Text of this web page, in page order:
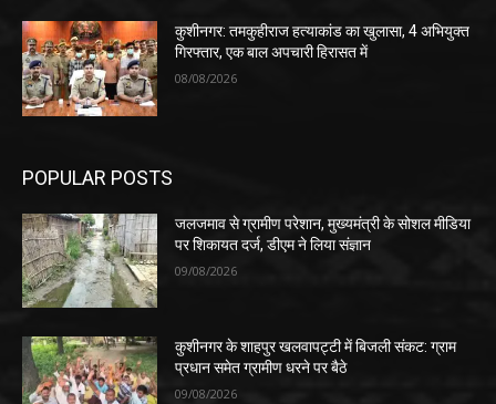
कुशीनगर: तमकुहीराज हत्याकांड का खुलासा, 4 अभियुक्त
गिरफ्तार, एक बाल अपचारी हिरासत में
08/08/2026
POPULAR POSTS
जलजमाव से ग्रामीण परेशान, मुख्यमंत्री के सोशल मीडिया
पर शिकायत दर्ज, डीएम ने लिया संज्ञान
09/08/2026
कुशीनगर के शाहपुर खलवापट्टी में बिजली संकट: ग्राम
प्रधान समेत ग्रामीण धरने पर बैठे
09/08/2026